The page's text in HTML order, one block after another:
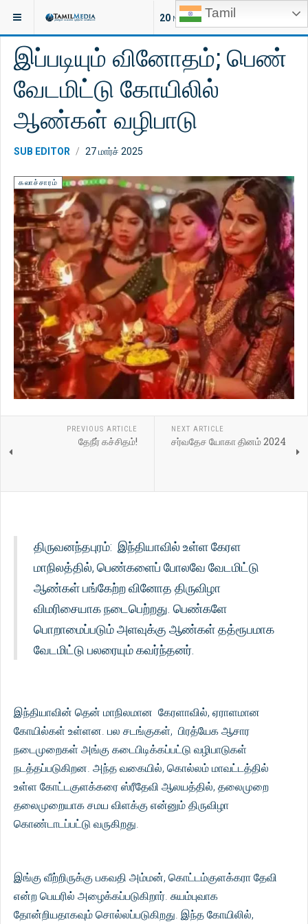
Tamil
20 NEW ARTICLES
இருக்குமிடம்: கட்டுரைகள் கலாச்சாரம்
இப்படியும் வினோதம்; பெண்
வேடமிட்டு கோயிலில்
ஆண்கள் வழிபாடு
SUB EDITOR 27 மார்ச் 2025
கலாச்சாரம்
PREVIOUS ARTICLE
தேநீர் கச்சிதம்!
NEXT ARTICLE
சர்வதேச யோகா தினம் 2024
திருவனந்தபுரம்: இந்தியாவில் உள்ள கேரள
மாநிலத்தில், பெண்களைப் போலவே வேடமிட்டு
ஆண்கள் பங்கேற்ற வினோத திருவிழா
விமரிசையாக நடைபெற்றது. பெண்களே
பொறாமைப்படும் அளவுக்கு ஆண்கள் தத்ரூபமாக
வேடமிட்டு பலரையும் கவர்ந்தனர்.
இந்தியாவின் தென் மாநிலமான கேரளாவில், ஏராளமான
கோயில்கள் உள்ளன. பல சடங்குகள், பிரத்யேக ஆசார
நடைமுறைகள் அங்கு கடைபிடிக்கப்பட்டு வழிபாடுகள்
நடத்தப்படுகிறன. அந்த வகையில், கொல்லம் மாவட்டத்தில்
உள்ள கோட்டகுளக்கரை ஸ்ரீதேவி ஆலயத்தில், தலைமுறை
தலைமுறையாக சமய விளக்கு என்னும் திருவிழா
கொண்டாடப்பட்டு வருகிறது.
இங்கு வீற்றிருக்கு பகவதி அம்மன், கொட்டம்குளக்கரா தேவி
என்ற பெயரில் அழைக்கப்படுகிறார். சுயம்புவாக
தோன்றியதாகவும் சொல்லப்படுகிறது. இந்த கோயிலில்,